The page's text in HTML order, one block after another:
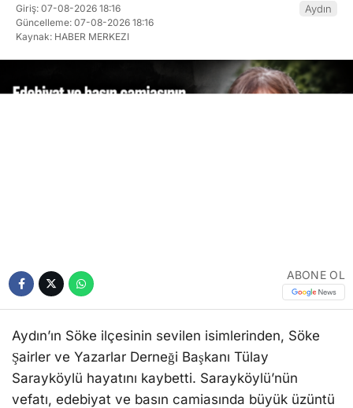
Giriş: 07-08-2026 18:16
Güncelleme: 07-08-2026 18:16
Kaynak: HABER MERKEZI
Aydın
ABONE OL
Aydın’ın Söke ilçesinin sevilen isimlerinden, Söke
Şairler ve Yazarlar Derneği Başkanı Tülay
Sarayköylü hayatını kaybetti. Sarayköylü’nün
vefatı, edebiyat ve basın camiasında büyük üzüntü